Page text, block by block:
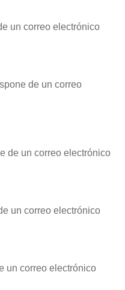
un correo electrónico
de un correo
de un correo electrónico
un correo electrónico
un correo electrónico